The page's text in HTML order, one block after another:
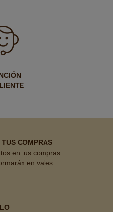
COMPRAS
en tus compras
en vales